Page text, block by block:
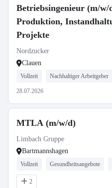
Betriebsingenieur (m/
Produktion,
Projekte
Nordzucker
Clauen
Vollzeit Nachhaltiger Arbeitgeber
28.07.2026
MTLA (m/w/d)
Limbach Gruppe
Bartmannshagen
Vollzeit Gesundheitsangebote
2